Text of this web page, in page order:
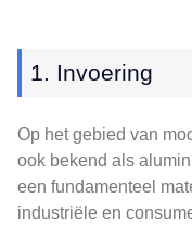
1. Invoering
Op het gebied van
ook bekend als
een fundamenteel
industriële en